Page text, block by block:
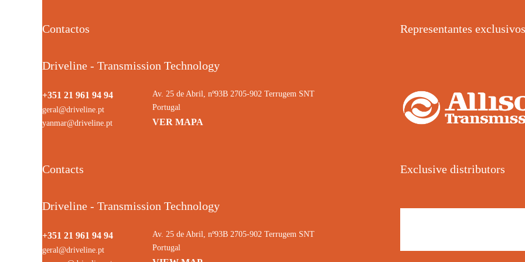
Contactos
Driveline - Transmission Technology
+351 21 961 94 94
geral@driveline.pt
yanmar@driveline.pt
Av. 25 de Abril, nº93B 2705-902 Terrugem SNT
Portugal
VER MAPA
Representantes exclusivos
Contacts
Driveline - Transmission Technology
+351 21 961 94 94
geral@driveline.pt
Av. 25 de Abril, nº93B 2705-902 Terrugem SNT
Portugal
Exclusive distributors